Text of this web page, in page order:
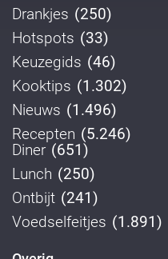
Drankjes (250)
Hotspots (33)
Keuzegids (46)
Kooktips (1.302)
Nieuws (1.496)
Recepten (5.246)
Diner (651)
Lunch (250)
Ontbijt (241)
Voedselfeitjes (1.891)